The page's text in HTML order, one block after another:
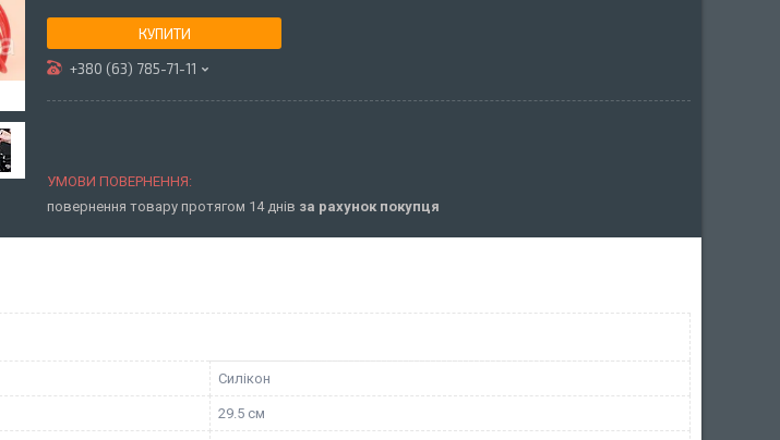
КУПИТИ
+380 (63) 785-71-11
повернення товару протягом 14 днів за рахунок покупця
Силікон
29.5 см